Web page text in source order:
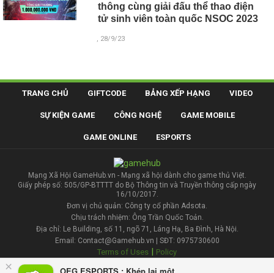
×
thông cùng giải đấu thể thao điện
tử sinh viên toàn quốc NSOC 2023
, 28/9/23
TRANG CHỦ GIFTCODE BẢNG XẾP HẠNG VIDEO
SỰ KIỆN GAME CÔNG NGHỆ GAME MOBILE
GAME ONLINE ESPORTS
Mạng Xã Hội GameHub.vn - Mạng xã hội dành cho game thủ Việt.
Giấy phép số: 505/GP-BTTTT do Bộ Thông tin và Truyền thông cấp ngày
16/10/2017.
Đơn vị chủ quản: Công ty cổ phần Adsota.
Chịu trách nhiệm: Ông Trần Quốc Toản.
Địa chỉ: Le Building, số 11, ngõ 71, Láng Hạ, Ba Đình, Hà Nội.
Email: Contact@Gamehub.vn | SĐT: 0975730600
Terms of Uses | Policy